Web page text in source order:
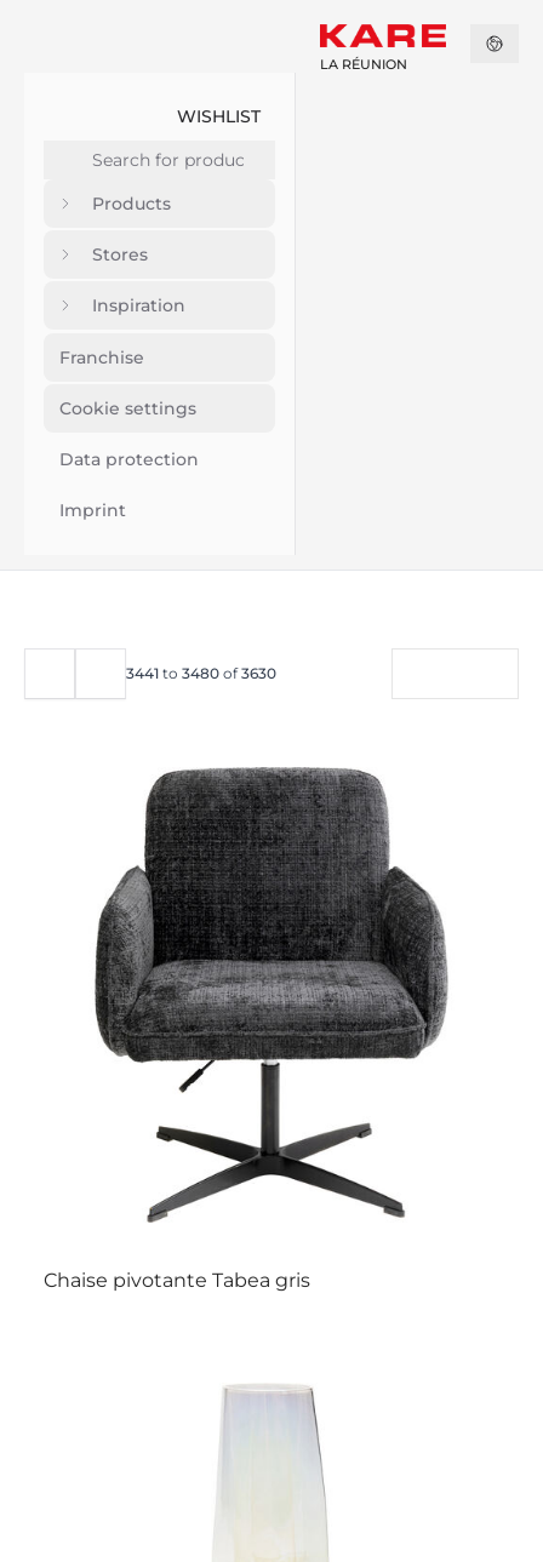
WISHLIST
Products
Stores
Inspiration
Franchise
Cookie settings
Data protection
Imprint
LA RÉUNION
3441 to 3480 of3630
Chaise pivotante Tabea gris